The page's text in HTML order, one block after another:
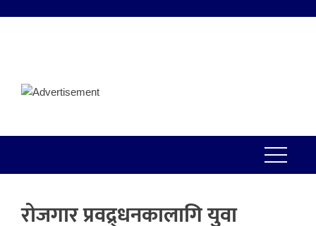
रोजगार प्रवद्र्धनकालागि युवा